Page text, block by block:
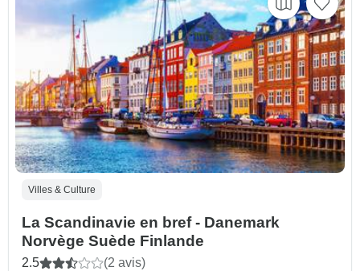
Villes & Culture
La Scandinavie en bref - Danemark
Norvège Suède Finlande
2.5 (2 avis)